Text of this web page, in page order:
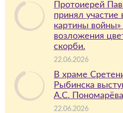
Протоиерей
принял участие
картины
возложения
скорби.
22.06.2026
В храме
Рыбинска
А.С. Пономарёва
22.06.2026